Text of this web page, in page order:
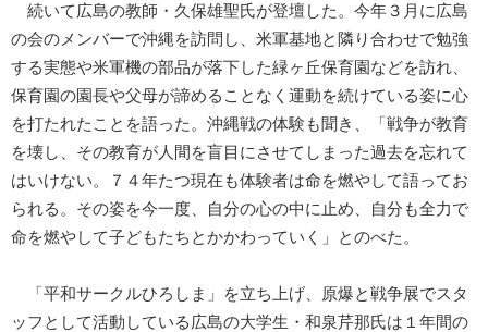
続いて広島の教師・久保雄聖氏が登壇した。今年３月に広島
の会のメンバーで沖縄を訪問し、米軍基地と隣り合わせで勉強
する実態や米軍機の部品が落下した緑ヶ丘保育園などを訪れ、
保育園の園長や父母が諦めることなく運動を続けている姿に心
を打たれたことを語った。沖縄戦の体験も聞き、「戦争が教育
を壊し、その教育が人間を盲目にさせてしまった過去を忘れて
はいけない。７４年たつ現在も体験者は命を燃やして語ってお
られる。その姿を今一度、自分の心の中に止め、自分も全力で
命を燃やして子どもたちとかかわっていく」とのべた。
「平和サークルひろしま」を立ち上げ、原爆と戦争展でスタ
ッフとして活動している広島の大学生・和泉芹那氏は１年間の